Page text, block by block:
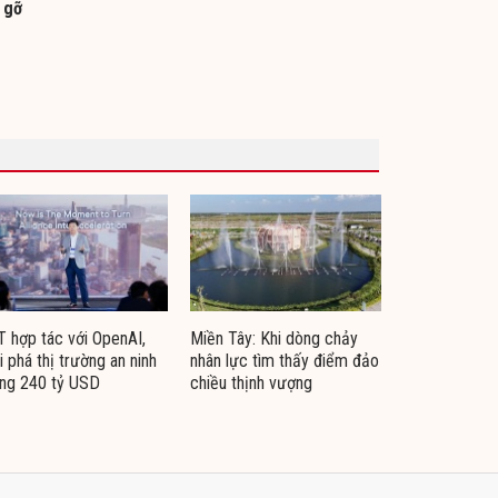
gỡ
hợp tác với OpenAI,
phá thị trường an ninh
240 tỷ USD
Miền Tây: Khi dòng chảy
nhân lực tìm thấy điểm đảo
chiều thịnh vượng